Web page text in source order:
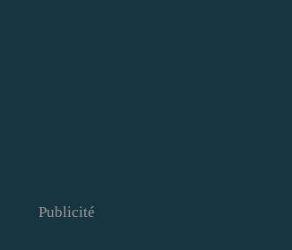
Publicité